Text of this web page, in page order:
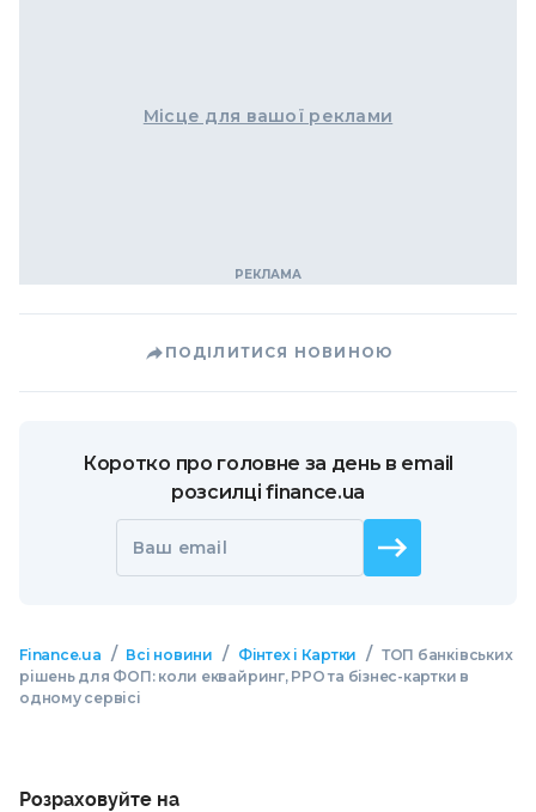
Місце для вашої реклами
ПОДІЛИТИСЯ НОВИНОЮ
Коротко про головне за день в email
розсилці finance.ua
Ваш email
Finance.ua / Всі новини / Фінтех і Картки / ТОП банківських
рішень для ФОП: коли еквайринг, РРО та бізнес-картки в
одному сервісі
Розраховуйте на